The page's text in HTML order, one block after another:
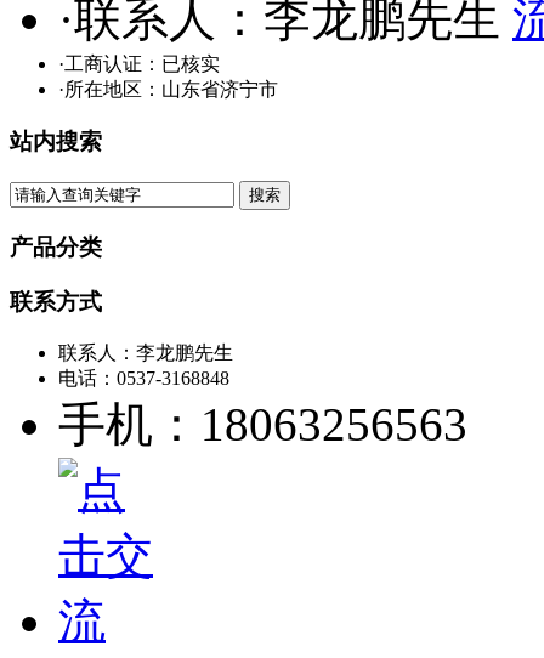
·联系人：李龙鹏先生
·工商认证： 已核实
·所在地区：山东省济宁市
站内搜索
产品分类
联系方式
联系人：李龙鹏先生
电话：0537-3168848
手机：18063256563